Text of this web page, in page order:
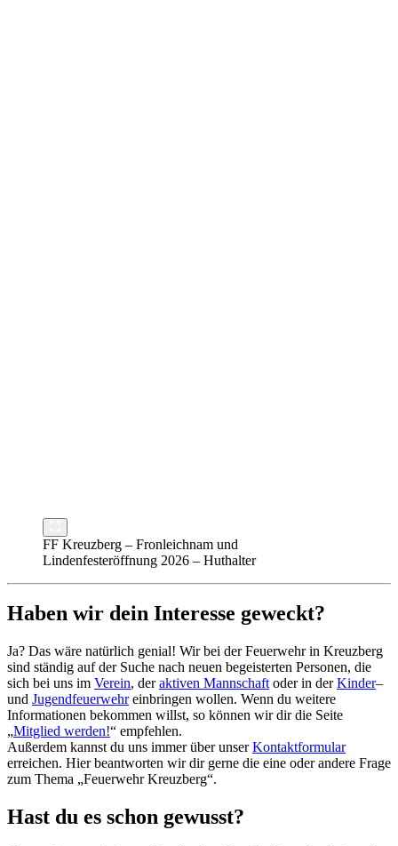
FF Kreuzberg – Fronleichnam und
Lindenfesteröffnung 2026 – Huthalter
Haben wir dein Interesse geweckt?
Ja? Das wäre natürlich genial! Wir bei der Feuerwehr in Kreuzberg
sind ständig auf der Suche nach neuen begeisterten Personen, die
sich bei uns im Verein, deraktiven Mannschaft oder in derKinder–
und Jugendfeuerwehreinbringen wollen. Wenn du weitere
Informationen bekommen willst, so können wir dir die Seite
„Mitglied werden!“ empfehlen.
Außerdem kannst du uns immer über unserKontaktformular
erreichen. Hier beantworten wir dir gerne die eine oder andere Frage
zum Thema „Feuerwehr Kreuzberg“.
Hast du es schon gewusst?